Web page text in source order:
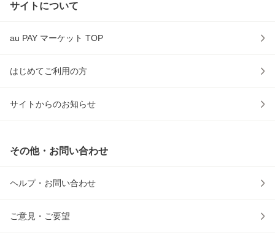
サイトについて
au PAY マーケット TOP
はじめてご利用の方
サイトからのお知らせ
その他・お問い合わせ
ヘルプ・お問い合わせ
ご意見・ご要望